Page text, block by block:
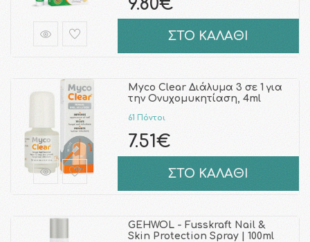
9.80€
ΣΤΟ ΚΑΛΑΘΙ
Myco Clear Διάλυμα 3 σε 1 για
την Ονυχομυκητίαση, 4ml
61 Πόντοι
7.51€
ΣΤΟ ΚΑΛΑΘΙ
GEHWOL - Fusskraft Nail &
Skin Protection Spray | 100ml